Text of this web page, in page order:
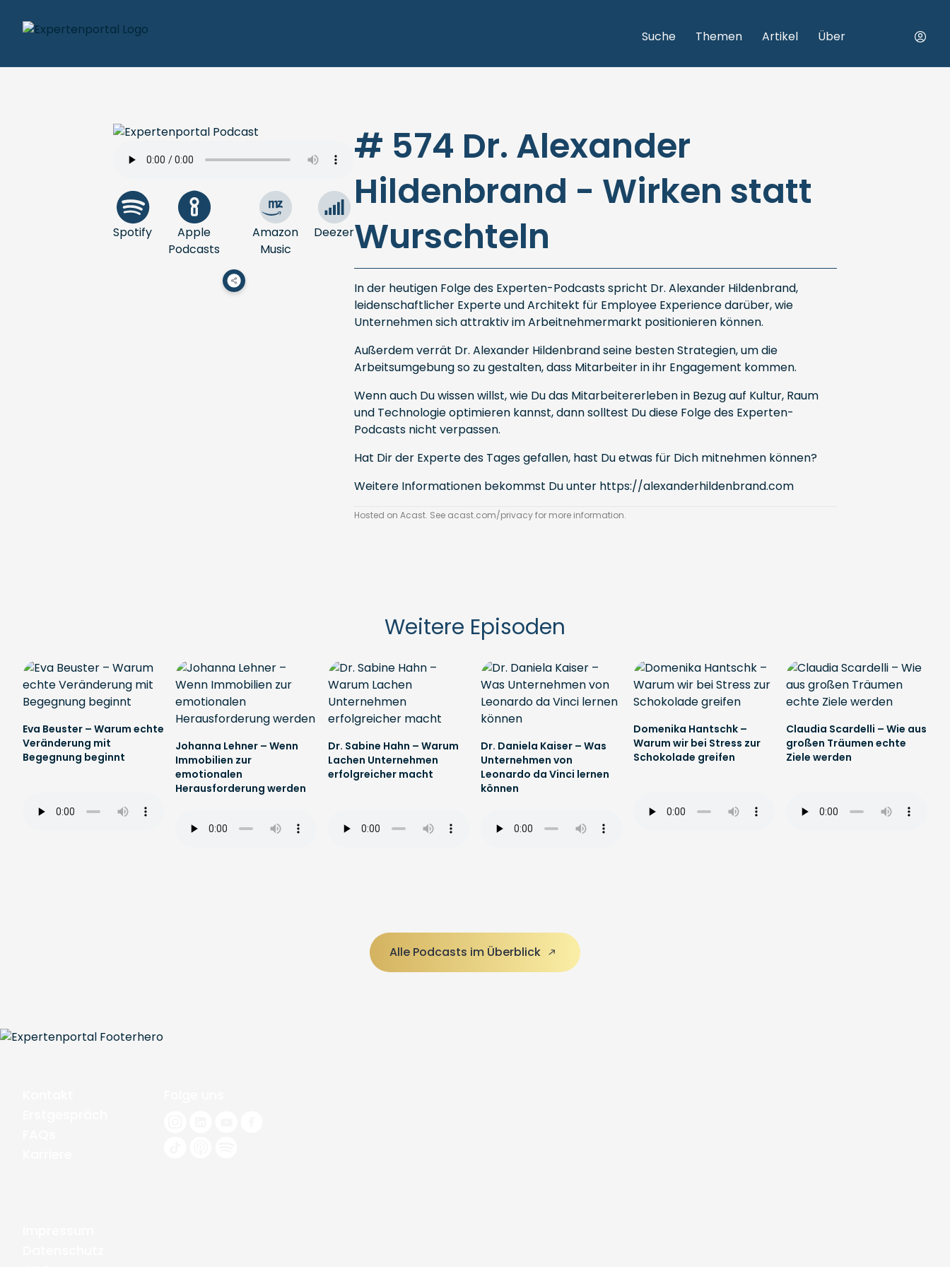
Suche Themen Artikel Über
Spotify
Apple
Podcasts
Amazon
Music
Deezer
# 574 Dr. Alexander
Hildenbrand - Wirken statt
Wurschteln
In der heutigen Folge des Experten-Podcasts spricht Dr. Alexander Hildenbrand,
leidenschaftlicher Experte und Architekt für Employee Experience darüber, wie
Unternehmen sich attraktiv im Arbeitnehmermarkt positionieren können.
Außerdem verrät Dr. Alexander Hildenbrand seine besten Strategien, um die
Arbeitsumgebung so zu gestalten, dass Mitarbeiter in ihr Engagement kommen.
Wenn auch Du wissen willst, wie Du das Mitarbeitererleben in Bezug auf Kultur, Raum
und Technologie optimieren kannst, dann solltest Du diese Folge des Experten-
Podcasts nicht verpassen.
Hat Dir der Experte des Tages gefallen, hast Du etwas für Dich mitnehmen können?
Weitere Informationen bekommst Du unter https://alexanderhildenbrand.com
Hosted on Acast. See acast.com/privacyfor more information.
Weitere Episoden
Eva Beuster – Warum echte
Veränderung mit
Begegnung beginnt
Johanna Lehner – Wenn
Immobilien zur
emotionalen
Herausforderung werden
Dr. Sabine Hahn – Warum
Lachen Unternehmen
erfolgreicher macht
Dr. Daniela Kaiser – Was
Unternehmen von
Leonardo da Vinci lernen
können
Domenika Hantschk –
Warum wir bei Stress zur
Schokolade greifen
Claudia Scardelli – Wie aus
großen Träumen echte
Ziele werden
Alle Podcasts im Überblick